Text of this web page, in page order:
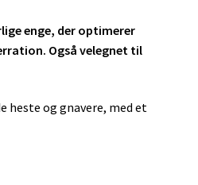
til
enge, der optimerer
Også velegnet til
heste og gnavere, med et